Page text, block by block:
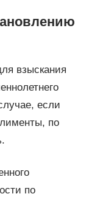
взыскания
если
по
по